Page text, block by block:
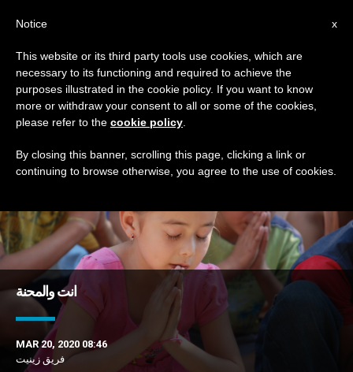
TAG
DERNIÈRES NOUVELLES
انت والمحنة
MAR 20, 2020 08:46
فريق زينيت
x
Notice
This website or its third party tools use cookies, which are
necessary to its functioning and required to achieve the
purposes illustrated in the cookie policy. If you want to know
more or withdraw your consent to all or some of the cookies,
please refer to the cookie policy
By closing this banner, scrolling this page, clicking a link or
continuing to browse otherwise, you agree to the use of cookies.